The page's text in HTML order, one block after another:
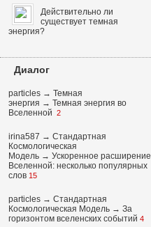
Действительно ли
существует темная
энергия?
Диалог
particles → Темная
энергия → Темная энергия во
Вселенной 2
irina587 → Стандартная
Космологическая
Модель → Ускоренное расширение
Вселенной: несколько популярных
слов 15
particles → Стандартная
Космологическая Модель → За
горизонтом вселенских событий 4